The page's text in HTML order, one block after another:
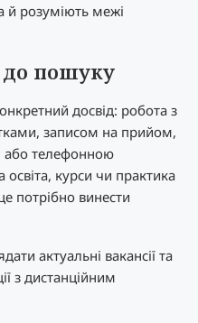
й розуміють межі
до пошуку
досвід: робота з
записом на прийом,
або телефонною
курси чи практика
потрібно винести
актуальні вакансії та
з дистанційним